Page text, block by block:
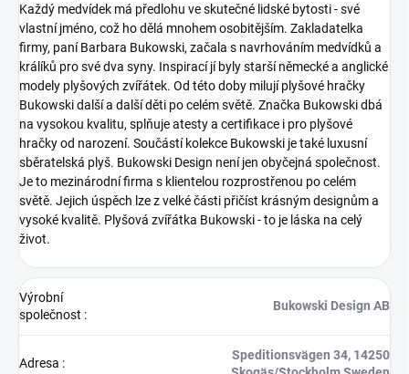
Každý medvídek má předlohu ve skutečné lidské bytosti - své
vlastní jméno, což ho dělá mnohem osobitějším. Zakladatelka
firmy, paní Barbara Bukowski, začala s navrhováním medvídků a
králíků pro své dva syny. Inspirací jí byly starší německé a anglické
modely plyšových zvířátek. Od této doby milují plyšové hračky
Bukowski další a další děti po celém světě. Značka Bukowski dbá
na vysokou kvalitu, splňuje atesty a certifikace i pro plyšové
hračky od narození. Součástí kolekce Bukowski je také luxusní
sběratelská plyš. Bukowski Design není jen obyčejná společnost.
Je to mezinárodní firma s klientelou rozprostřenou po celém
světě. Jejich úspěch lze z velké části přičíst krásným designům a
vysoké kvalitě. Plyšová zvířátka Bukowski - to je láska na celý
život.
Výrobní
společnost :
Bukowski Design AB
Adresa :
Speditionsvägen 34, 14250